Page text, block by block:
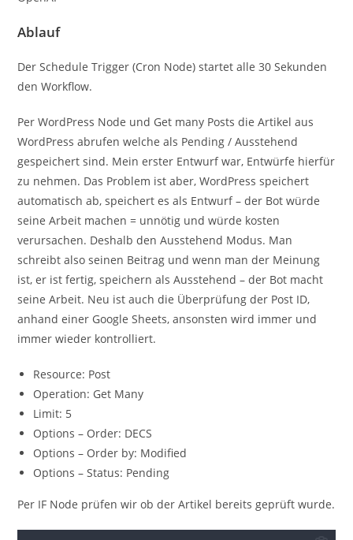
Ablauf
Der Schedule Trigger (Cron Node) startet alle 30 Sekunden
den Workflow.
Per WordPress Node und Get many Posts die Artikel aus
WordPress abrufen welche als Pending / Ausstehend
gespeichert sind. Mein erster Entwurf war, Entwürfe hierfür
zu nehmen. Das Problem ist aber, WordPress speichert
automatisch ab, speichert es als Entwurf – der Bot würde
seine Arbeit machen = unnötig und würde kosten
verursachen. Deshalb den Ausstehend Modus. Man
schreibt also seinen Beitrag und wenn man der Meinung
ist, er ist fertig, speichern als Ausstehend – der Bot macht
seine Arbeit. Neu ist auch die Überprüfung der Post ID,
anhand einer Google Sheets, ansonsten wird immer und
immer wieder kontrolliert.
Resource: Post
Operation: Get Many
Limit: 5
Options – Order: DECS
Options – Order by: Modified
Options – Status: Pending
Per IF Node prüfen wir ob der Artikel bereits geprüft wurde.